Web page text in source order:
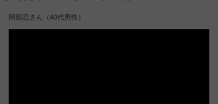
阿部忍さん（40代男性）